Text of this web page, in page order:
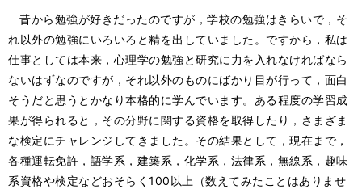
昔から勉強が好きだったのですが，学校の勉強はきらいで，そ
れ以外の勉強にいろいろと精を出していました。ですから，私は
仕事としては本来，心理学の勉強と研究に力を入れなければなら
ないはずなのですが，それ以外のものにばかり目が行って，面白
そうだと思うとかなり本格的に学んでいます。ある程度の学習成
果が得られると，その分野に関する資格を取得したり，さまざま
な検定にチャレンジしてきました。その結果として，現在まで，
各種運転免許，語学系，建築系，化学系，法律系，無線系，趣味
系資格や検定などおそらく100以上（数えてみたことはありませ